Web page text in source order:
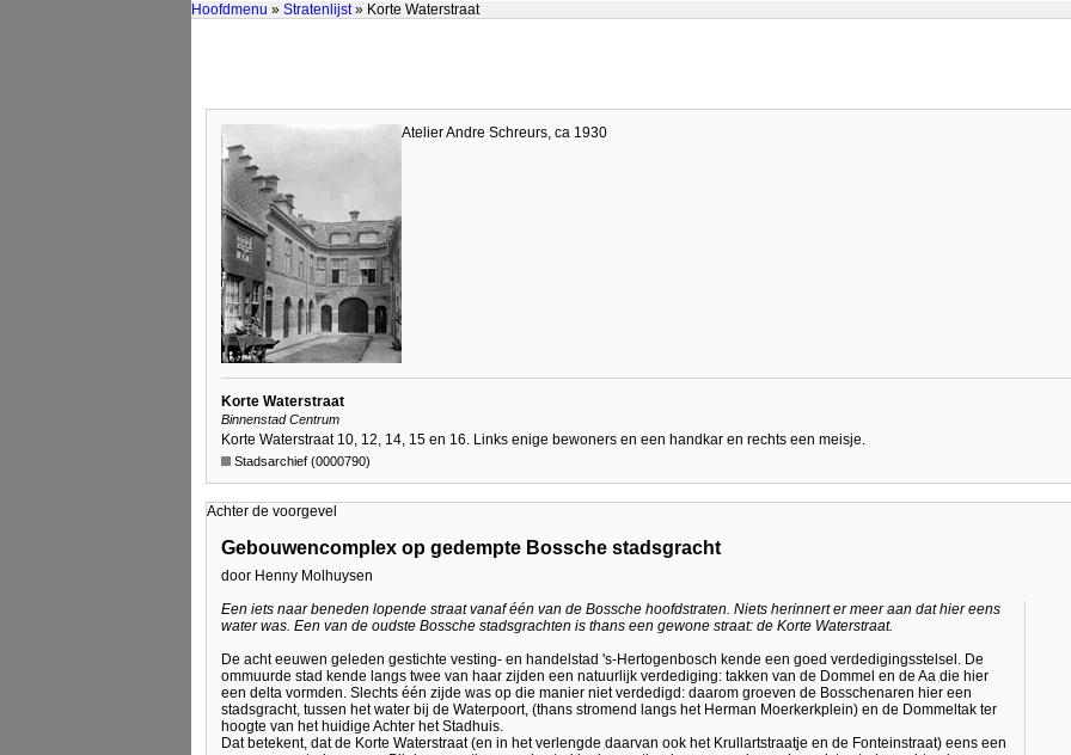
Hoofdmenu » Stratenlijst» Korte Waterstraat
Atelier Andre Schreurs, ca 1930
Korte Waterstraat
Binnenstad Centrum
Korte Waterstraat 10, 12, 14, 15 en 16. Links enige bewoners en een handkar en rechts een meisje.
Stadsarchief (0000790)
Achter de voorgevel
Gebouwencomplex op gedempte Bossche stadsgracht
door Henny Molhuysen
Een iets naar beneden lopende straat vanaf één van de Bossche hoofdstraten. Niets herinnert er meer aan dat hier eens
water was. Een van de oudste Bossche stadsgrachten is thans een gewone straat: de Korte Waterstraat.
De acht eeuwen geleden gestichte vesting- en handelstad 's-Hertogenbosch kende een goed verdedigingsstelsel. De
ommuurde stad kende langs twee van haar zijden een natuurlijk verdediging: takken van de Dommel en de Aa die hier
een delta vormden. Slechts één zijde was op die manier niet verdedigd: daarom groeven de Bosschenaren hier een
stadsgracht, tussen het water bij de Waterpoort, (thans stromend langs het Herman Moerkerkplein) en de Dommeltak ter
hoogte van het huidige Achter het Stadhuis.
Dat betekent, dat de Korte Waterstraat (en in het verlengde daarvan ook het Krullartstraatje en de Fonteinstraat) eens een